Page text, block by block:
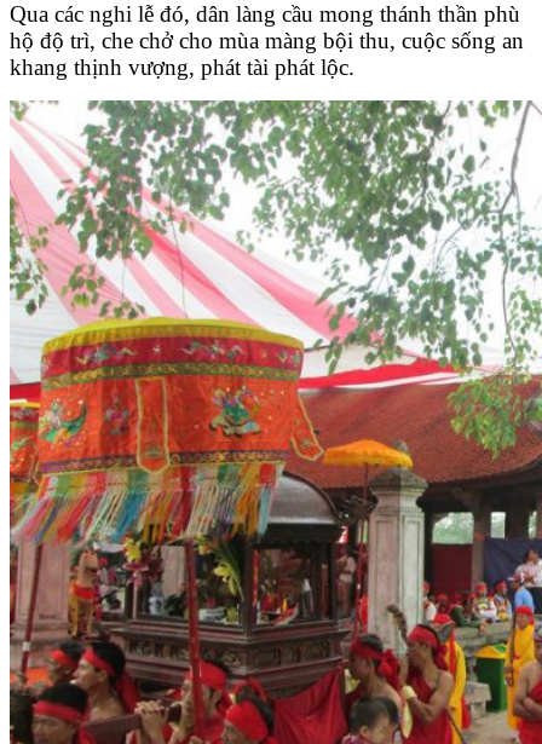
Qua các nghi lễ đó, dân làng cầu mong thánh thần phù
hộ độ trì, che chở cho mùa màng bội thu, cuộc sống an
khang thịnh vượng, phát tài phát lộc.